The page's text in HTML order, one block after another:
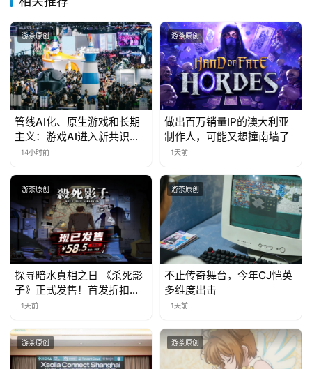
游茶原创
管线AI化、原生游戏和长期
主义：游戏AI进入新共识时
代
14小时前
游茶原创
做出百万销量IP的澳大利亚
制作人，可能又想撞南墙了
1天前
游茶原创
探寻暗水真相之日 《杀死影
子》正式发售！首发折扣限
时开启中
1天前
游茶原创
不止传奇舞台，今年CJ恺英
多维度出击
1天前
游茶原创 游茶原创